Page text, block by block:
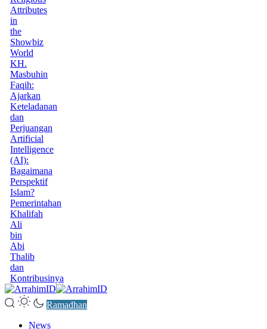
Attributes
in
the
Showbiz
World
KH.
Masbuhin
Faqih:
Ajarkan
Keteladanan
dan
Perjuangan
Artificial
Intelligence
(AI):
Bagaimana
Perspektif
Islam?
Pemerintahan
Khalifah
Ali
bin
Abi
Thalib
dan
Kontribusinya
Ramadhan
News